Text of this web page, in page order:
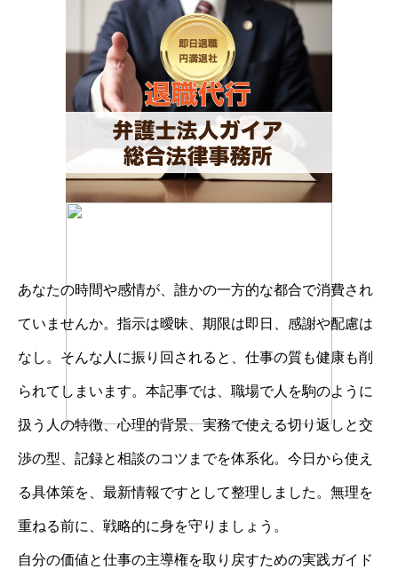
あなたの時間や感情が、誰かの一方的な都合で消費され
ていませんか。指示は曖昧、期限は即日、感謝や配慮は
なし。そんな人に振り回されると、仕事の質も健康も削
られてしまいます。本記事では、職場で人を駒のように
扱う人の特徴、心理的背景、実務で使える切り返しと交
渉の型、記録と相談のコツまでを体系化。今日から使え
る具体策を、最新情報ですとして整理しました。無理を
重ねる前に、戦略的に身を守りましょう。
自分の価値と仕事の主導権を取り戻すための実践ガイド